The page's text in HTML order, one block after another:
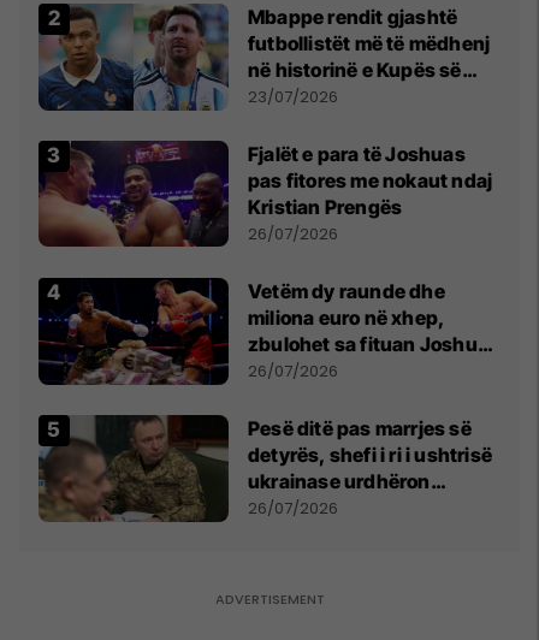
Mbappe rendit gjashtë
futbollistët më të mëdhenj
në historinë e Kupës së
Botës, Messi mbetet i dyti
23/07/2026
Fjalët e para të Joshuas
pas fitores me nokaut ndaj
Kristian Prengës
26/07/2026
Vetëm dy raunde dhe
miliona euro në xhep,
zbulohet sa fituan Joshua
e Prenga
26/07/2026
Pesë ditë pas marrjes së
detyrës, shefi i ri i ushtrisë
ukrainase urdhëron
kontroll të madh
26/07/2026